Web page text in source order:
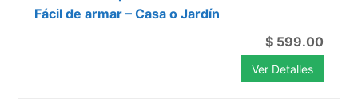
Fácil de armar – Casa o Jardín
$ 599.00
Ver Detalles